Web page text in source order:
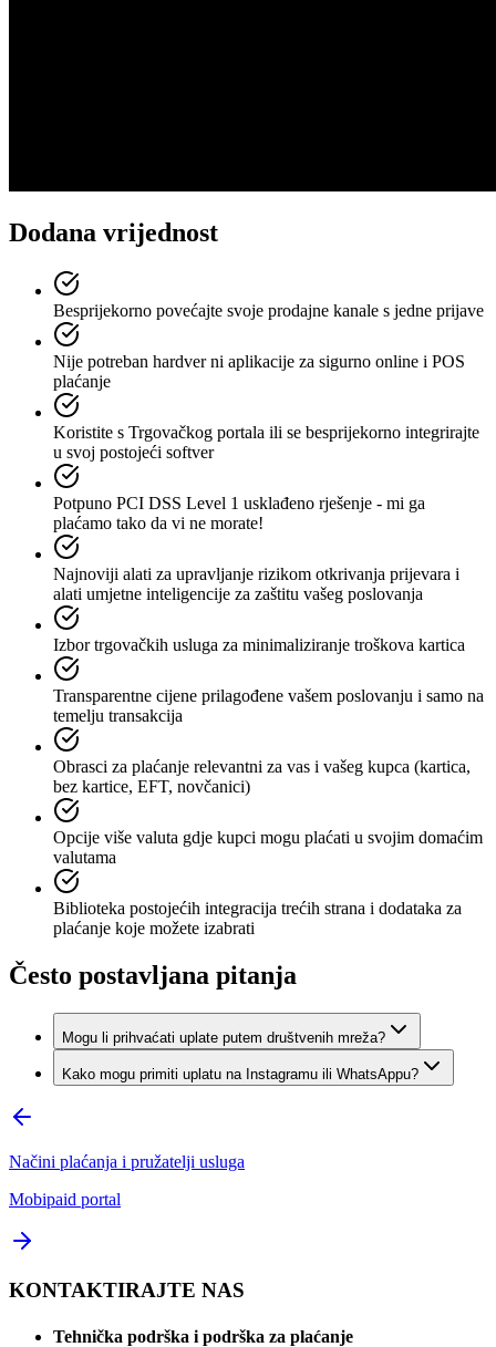
Dodana vrijednost
Besprijekorno povećajte svoje prodajne kanale s jedne prijave
Nije potreban hardver ni aplikacije za sigurno online i POS
plaćanje
Koristite s Trgovačkog portala ili se besprijekorno integrirajte
u svoj postojeći softver
Potpuno PCI DSS Level 1 usklađeno rješenje - mi ga
plaćamo tako da vi ne morate!
Najnoviji alati za upravljanje rizikom otkrivanja prijevara i
alati umjetne inteligencije za zaštitu vašeg poslovanja
Izbor trgovačkih usluga za minimaliziranje troškova kartica
Transparentne cijene prilagođene vašem poslovanju i samo na
temelju transakcija
Obrasci za plaćanje relevantni za vas i vašeg kupca (kartica,
bez kartice, EFT, novčanici)
Opcije više valuta gdje kupci mogu plaćati u svojim domaćim
valutama
Biblioteka postojećih integracija trećih strana i dodataka za
plaćanje koje možete izabrati
Često postavljana pitanja
Mogu li prihvaćati uplate putem društvenih mreža?
Kako mogu primiti uplatu na Instagramu ili WhatsAppu?
Načini plaćanja i pružatelji usluga
Mobipaid portal
KONTAKTIRAJTE NAS
Tehnička podrška i podrška za plaćanje